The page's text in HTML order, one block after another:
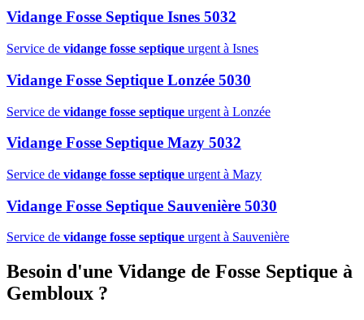
Vidange Fosse Septique Isnes 5032
Service de vidange fosse septique urgent à Isnes
Vidange Fosse Septique Lonzée 5030
Service de vidange fosse septique urgent à Lonzée
Vidange Fosse Septique Mazy 5032
Service de vidange fosse septique urgent à Mazy
Vidange Fosse Septique Sauvenière 5030
Service de vidange fosse septique urgent à Sauvenière
Besoin d'une Vidange de Fosse Septique à
Gembloux ?